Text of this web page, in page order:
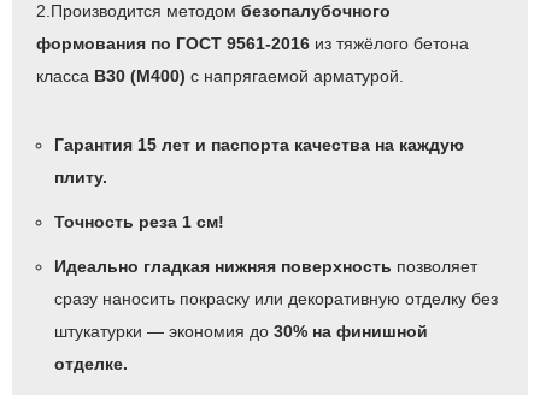
2.Производится методом безопалубочного
формования по ГОСТ 9561-2016 из тяжёлого бетона
класса B30 (М400) с напрягаемой арматурой.
Гарантия 15 лет и паспорта качества на каждую
плиту.
Точность реза 1 см!
Идеально гладкая нижняя поверхность позволяет
сразу наносить покраску или декоративную отделку без
штукатурки — экономия до 30% на финишной
отделке.